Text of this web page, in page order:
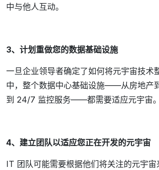
中与他人互动。
3、计划重做您的数据基础设施
一旦企业领导者确定了如何将元宇宙技术
中，整个数据中心基础设施——从房地产
到 24/7 监控服务——都需要适应元宇宙。
4、建立团队以适应您正在开发的元宇宙
IT 团队可能需要根据他们将关注的元宇